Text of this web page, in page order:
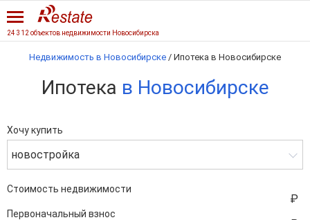
24 312 объектов недвижимости Новосибирска
Недвижимость в Новосибирске / Ипотека в Новосибирске
Ипотека в Новосибирске
Хочу купить
новостройка
Стоимость недвижимости
Первоначальный взнос